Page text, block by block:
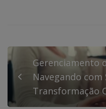
Gerenciamento
Navegando com
Transformação